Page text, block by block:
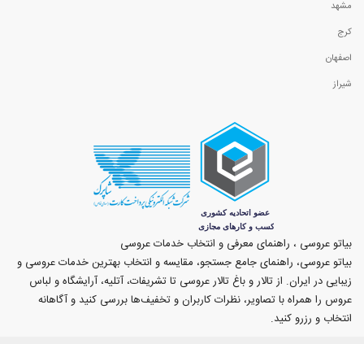
مشهد
کرج
اصفهان
شیراز
بیاتو عروسی ، راهنمای معرفی و انتخاب خدمات عروسی
بیاتو عروسی، راهنمای جامع جستجو، مقایسه و انتخاب بهترین خدمات عروسی و
زیبایی در ایران. از تالار و باغ تالار عروسی تا تشریفات، آتلیه، آرایشگاه و لباس
عروس را همراه با تصاویر، نظرات کاربران و تخفیف‌ها بررسی کنید و آگاهانه
انتخاب و رزرو کنید.